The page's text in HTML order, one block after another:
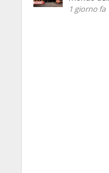
1 giorno fa